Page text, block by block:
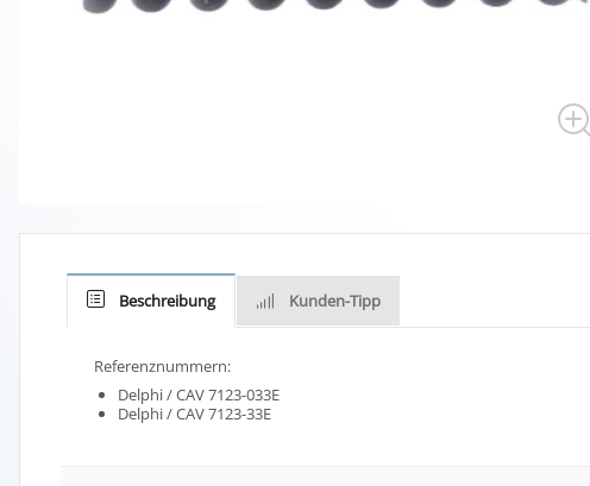
Beschreibung Kunden-Tipp
Referenznummern:
Delphi / CAV 7123-033E
Delphi / CAV 7123-33E